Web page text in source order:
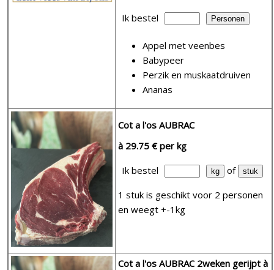
Ik bestel
Appel met veenbes
Babypeer
Perzik en muskaatdruiven
Ananas
Cot a l'os AUBRAC
à 29.75 € per kg
Ik bestel
of
1 stuk is geschikt voor 2 personen
en weegt +-1kg
Cot a l'os AUBRAC 2weken gerijpt à